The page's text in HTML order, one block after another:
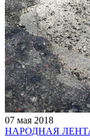
07 мая 2018
НАРОДНАЯ ЛЕНТА: